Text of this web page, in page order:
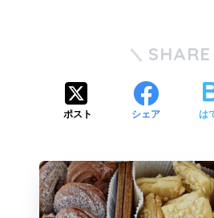
SHARE
ポスト シェア は